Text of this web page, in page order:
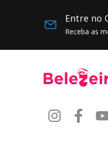
Entre no
Receba as